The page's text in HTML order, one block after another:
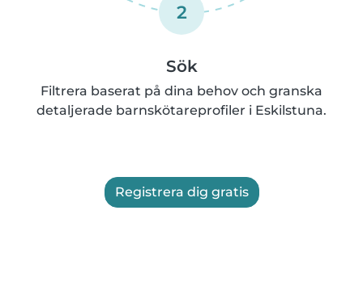
2
Sök
Filtrera baserat på dina behov och granska
detaljerade barnskötareprofiler i Eskilstuna.
Registrera dig gratis